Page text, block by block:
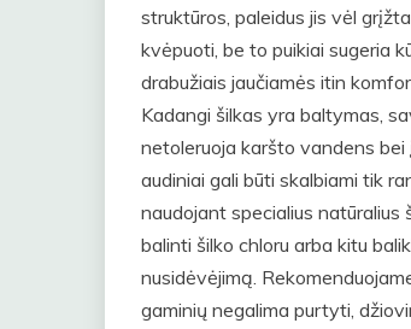
struktūros, paleidus jis vėl
kvėpuoti, be to puikiai sugeria
drabužiais jaučiamės itin
Kadangi šilkas yra baltymas,
netoleruoja karšto vandens bei
audiniai gali būti skalbiami tik
naudojant specialius natūralius
balinti šilko chloru arba kitu
nusidėvėjimą.
gaminių negalima purtyti,